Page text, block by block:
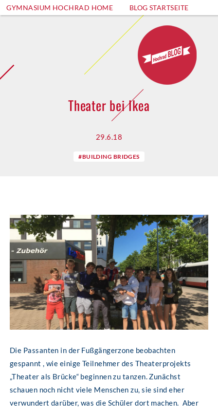
GYMNASIUM HOCHRAD HOME BLOG STARTSEITE
Theater bei Ikea
29.6.18
#BUILDING BRIDGES
Die Passanten in der Fußgängerzone beobachten
gespannt , wie einige Teilnehmer des Theaterprojekts
„Theater als Brücke“ beginnen zu tanzen. Zunächst
schauen noch nicht viele Menschen zu, sie sind eher
verwundert darüber, was die Schüler dort machen. Aber